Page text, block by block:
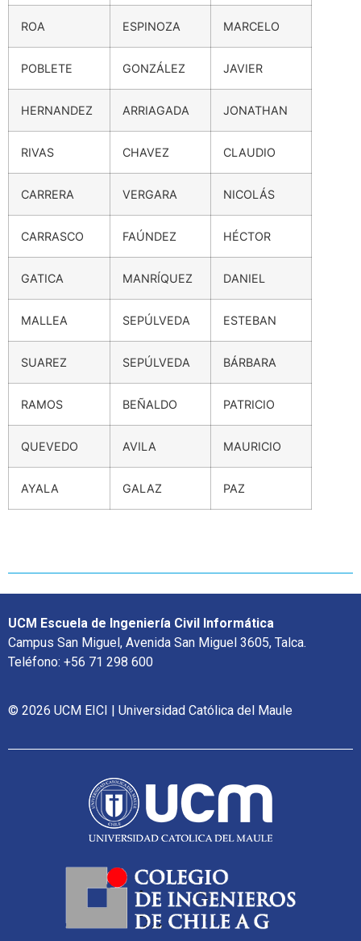
ROA ESPINOZA MARCELO
POBLETE GONZÁLEZ JAVIER
HERNANDEZ ARRIAGADA JONATHAN
RIVAS CHAVEZ CLAUDIO
CARRERA VERGARA NICOLÁS
CARRASCO FAÚNDEZ HÉCTOR
GATICA MANRÍQUEZ DANIEL
MALLEA SEPÚLVEDA ESTEBAN
SUAREZ SEPÚLVEDA BÁRBARA
RAMOS BEÑALDO PATRICIO
QUEVEDO AVILA MAURICIO
AYALA GALAZ PAZ
UCM Escuela de Ingeniería Civil Informática
Campus San Miguel, Avenida San Miguel 3605, Talca.
Teléfono: +56 71 298 600
© 2026 UCM EICI | Universidad Católica del Maule